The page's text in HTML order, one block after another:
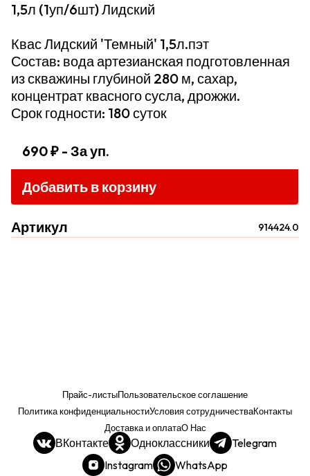
1,5л (1уп/6шт) Лидский
Квас Лидский 'Темный' 1,5л.пэт
Состав: вода артезианская подготовленная
из скважины глубиной 280 м, сахар,
концентрат квасного сусла, дрожжи.
Срок годности: 180 суток
690 ₽ - За уп.
Добавить в корзину
Артикул 914424.0
Прайс-листыПользовательское соглашение
Политика конфиденциальностиУсловия сотрудничестваКонтакты
Доставка и оплатаО Нас
ВКонтакте Одноклассники
Telegram
Instagram
WhatsApp